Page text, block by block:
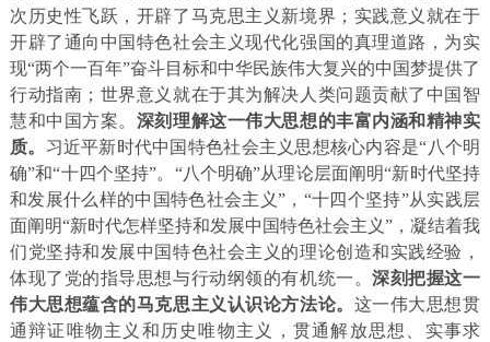
次历史性飞跃，开辟了马克思主义新境界；实践意义就在于
开辟了通向中国特色社会主义现代化强国的真理道路，为实
现“两个一百年”奋斗目标和中华民族伟大复兴的中国梦提供了
行动指南；世界意义就在于其为解决人类问题贡献了中国智
慧和中国方案。 深刻理解这一伟大思想的丰富内涵和精神实
质。 习近平新时代中国特色社会主义思想核心内容是“八个明
确”和“十四个坚持”。“八个明确”从理论层面阐明“新时代坚持
和发展什么样的中国特色社会主义”，“十四个坚持”从实践层
面阐明“新时代怎样坚持和发展中国特色社会主义”，凝结着我
们党坚持和发展中国特色社会主义的理论创造和实践经验，
体现了党的指导思想与行动纲领的有机统一。深刻把握这一
伟大思想蕴含的马克思主义认识论方法论。 这一伟大思想贯
通辩证唯物主义和历史唯物主义，贯通解放思想、实事求